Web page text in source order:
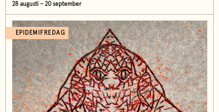
28 augusti – 20 september
EPIDEMIFREDAG